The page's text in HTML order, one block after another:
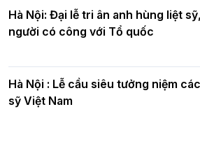
Hà Nội: Đại lễ tri ân anh hùng liệt sỹ,
người có công với Tổ quốc
Hà Nội : Lễ cầu siêu tưởng niệm
sỹ Việt Nam